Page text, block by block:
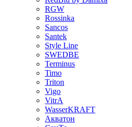
RGW
Rossinka
Sancos
Santek
Style Line
SWEDBE
Terminus
Timo
Triton
Vigo
VitrA
WasserKRAFT
Акватон